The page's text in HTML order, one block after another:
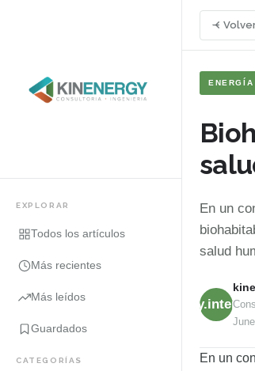
EXPLORAR
Todos los artículos
Más recientes
Más leídos
Guardados
CATEGORÍAS
En un
salud
En un